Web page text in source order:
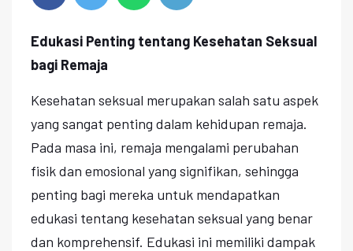
Edukasi Penting tentang Kesehatan Seksual
bagi Remaja
Kesehatan seksual merupakan salah satu aspek
yang sangat penting dalam kehidupan remaja.
Pada masa ini, remaja mengalami perubahan
fisik dan emosional yang signifikan, sehingga
penting bagi mereka untuk mendapatkan
edukasi tentang kesehatan seksual yang benar
dan komprehensif. Edukasi ini memiliki dampak